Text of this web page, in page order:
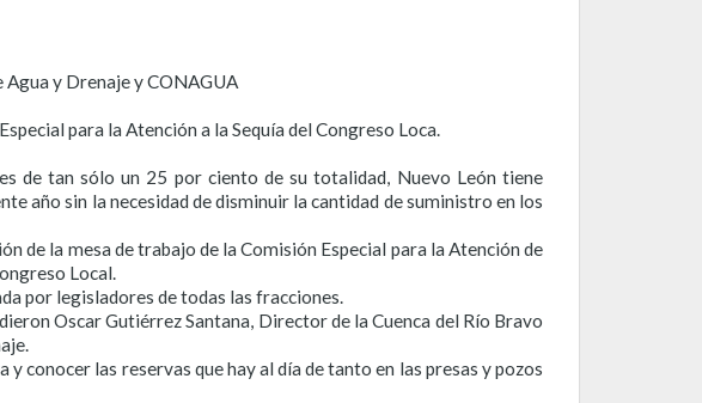
Agua y Drenaje y CONAGUA
para la Atención a la Sequía del Congreso Loca.
de tan sólo un 25 por ciento de su totalidad, Nuevo León tiene
año sin la necesidad de disminuir la cantidad de suministro en los
de la mesa de trabajo de la Comisión Especial para la Atención de
Local.
por legisladores de todas las fracciones.
Oscar Gutiérrez Santana, Director de la Cuenca del Río Bravo
conocer las reservas que hay al día de tanto en las presas y pozos